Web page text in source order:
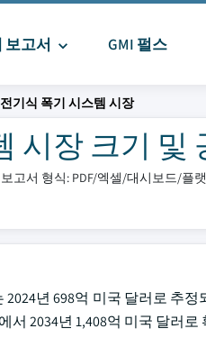
보고서 GMI 펄스
전기식 폭기 시스템 시장
시장 크기 및
보고서 형식: PDF/엑셀/대시보드/플
년 698억 미국 달러로 추
서 2034년 1,408억 미국 달러